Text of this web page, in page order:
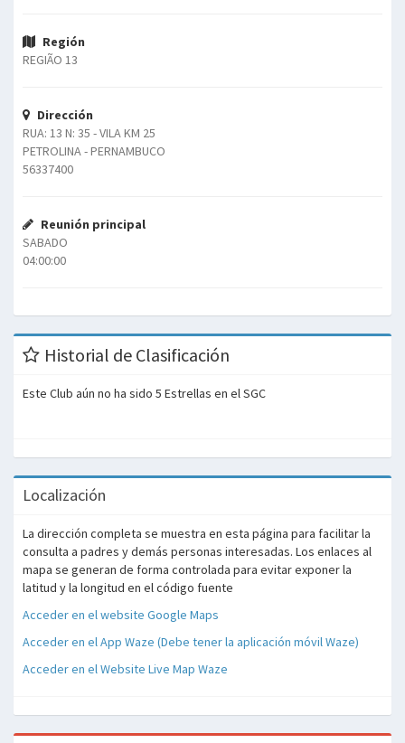
Región
REGIÃO 13
Dirección
RUA: 13 N: 35 - VILA KM 25
PETROLINA - PERNAMBUCO
56337400
Reunión principal
SABADO
04:00:00
Historial de Clasificación
Este Club aún no ha sido 5 Estrellas en el SGC
Localización
La dirección completa se muestra en esta página para facilitar la
consulta a padres y demás personas interesadas. Los enlaces al
mapa se generan de forma controlada para evitar exponer la
latitud y la longitud en el código fuente
Acceder en el website Google Maps
Acceder en el App Waze (Debe tener la aplicación móvil Waze)
Acceder en el Website Live Map Waze